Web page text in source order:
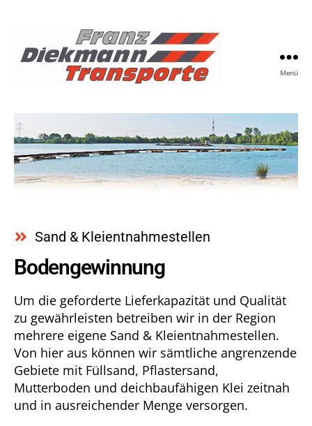
Menü
Sand & Kleientnahmestellen
Bodengewinnung
Um die geforderte Lieferkapazität und Qualität
zu gewährleisten betreiben wir in der Region
mehrere eigene Sand & Kleientnahmestellen.
Von hier aus können wir sämtliche angrenzende
Gebiete mit Füllsand, Pflastersand,
Mutterboden und deichbaufähigen Klei zeitnah
und in ausreichender Menge versorgen.